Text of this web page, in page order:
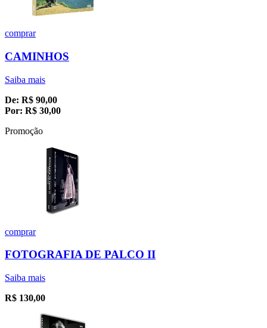
comprar
CAMINHOS
Saiba mais
De: R$ 90,00
Por: R$ 30,00
Promoção
comprar
FOTOGRAFIA DE PALCO II
Saiba mais
R$ 130,00